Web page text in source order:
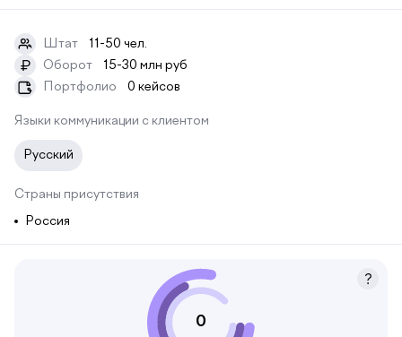
Штат 11-50 чел.
₽ Оборот
15-30 млн руб
Портфолио
0 кейсов
Языки коммуникации с клиентом
Русский
Страны присутствия
Россия
0